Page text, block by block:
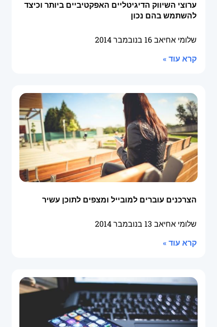
ערוצי השיווק הדיגיטליים האפקטיביים ביותר וכיצד
להשתמש בהם נכון
שלומי אחיאב16 בנובמבר 2014
קרא עוד »
הצרכנים עוברים למובייל ומצפים לתוכן עשיר
שלומי אחיאב 13 בנובמבר 2014
קרא עוד »